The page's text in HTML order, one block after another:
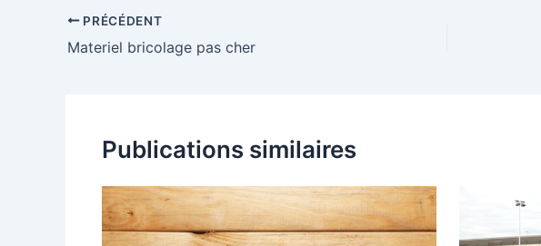
PRÉCÉDENT
Materiel bricolage pas cher
Publications similaires